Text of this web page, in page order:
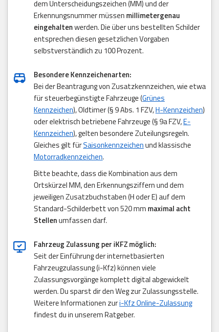
dem Unterscheidungszeichen (MM) und der
Erkennungsnummer müssen millimetergenau
eingehaltenwerden. Die über uns bestellten Schilder
entsprechen diesen gesetzlichen Vorgaben
selbstverständlich zu 100 Prozent.
Besondere Kennzeichenarten:
Bei der Beantragung von Zusatzkennzeichen, wie etwa
für steuerbegünstigte Fahrzeuge (Grünes
Kennzeichen), Oldtimer (§ 9 Abs. 1 FZV,H-Kennzeichen)
oder elektrisch betriebene Fahrzeuge (§ 9a FZV,E-
Kennzeichen), gelten besondere Zuteilungsregeln.
Gleiches gilt fürSaisonkennzeichenund klassische
Motorradkennzeichen.
Bitte beachte, dass die Kombination aus dem
Ortskürzel MM, den Erkennungsziffern und dem
jeweiligen Zusatzbuchstaben (H oder E) auf dem
Standard-Schilderbett von 520 mm maximal acht
Stellenumfassen darf.
Fahrzeug Zulassung per iKFZ möglich:
Seit der Einführung der internetbasierten
Fahrzeugzulassung (i-Kfz) können viele
Zulassungsvorgänge komplett digital abgewickelt
werden. Du sparst dir den Weg zur Zulassungsstelle.
Weitere Informationen zuri-Kfz Online-Zulassung
findest du in unserem Ratgeber.